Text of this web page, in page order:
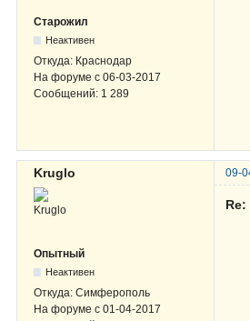
Старожил
Неактивен
Откуда: Краснодар
На форуме с 06-03-2017
Сообщений: 1 289
Kruglo 09-
Опытный
Неактивен
Откуда: Симферополь
На форуме с 01-04-2017